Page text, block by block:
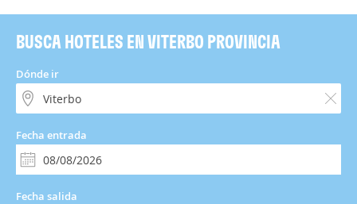
BUSCA HOTELES EN VITERBO PROVINCIA
Dónde ir
Fecha entrada
Fecha salida